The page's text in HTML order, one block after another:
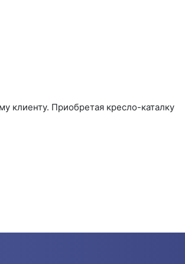
клиенту. Приобретая кресло-каталку